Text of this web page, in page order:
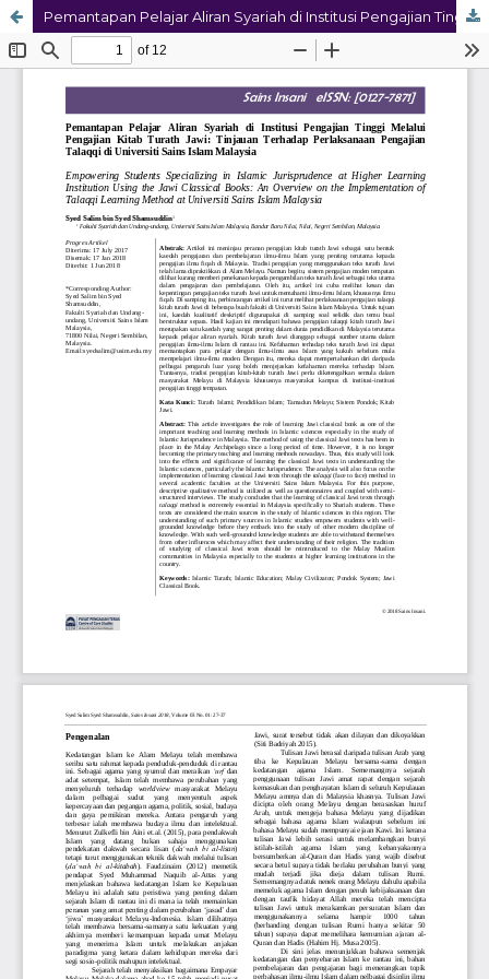
Pemantapan Pelajar Aliran Syariah di Institusi Pengajian Tinggi Melalui Pengajian Kitab Turath Jawi: Tinjauan Terhadap Pelaksanaan Pengajian Talaqqi di Universiti Sains Islam Malaysia